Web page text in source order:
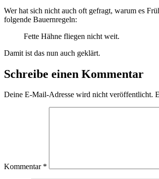
Wer hat sich nicht auch oft gefragt, warum es
folgende Bauernregeln:
Fette Hähne fliegen nicht weit.
Damit ist das nun auch geklärt.
Schreibe einen Kommentar
Deine E-Mail-Adresse wird nicht veröffentlicht.
Kommentar *